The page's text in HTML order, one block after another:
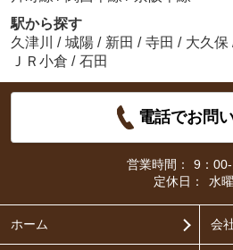
駅から探す
久津川
/ 城陽 / 新田 / 寺田 / 大久保
ＪＲ小倉 / 石田
電話でお問
営業時間：
9：
定休日：
水
ホーム 会